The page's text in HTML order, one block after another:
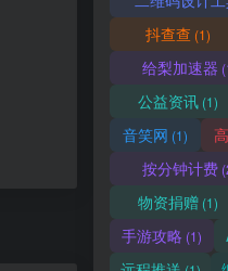
抖查查 (1)
给梨加速器
公益资讯 (1)
音笑网 (1)
按分钟计费
物资捐赠 (1)
手游攻略 (1)